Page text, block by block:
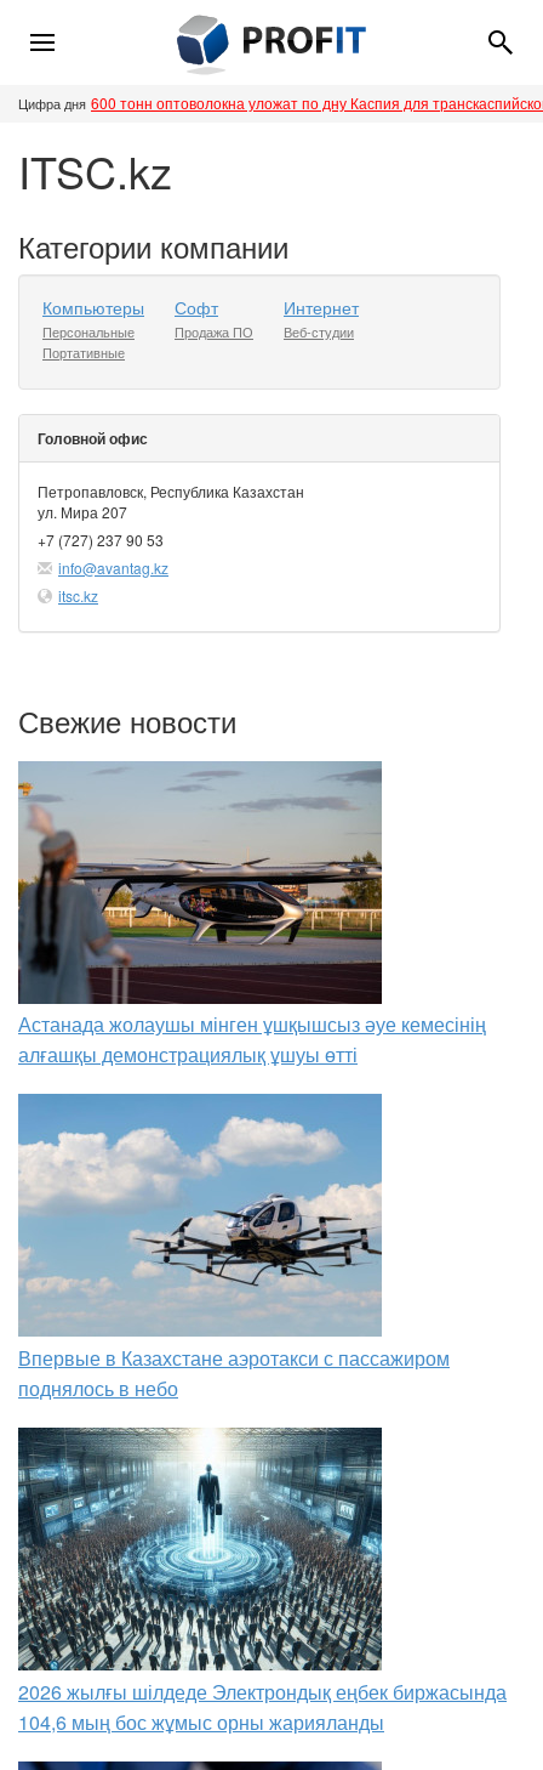
Цифра дня 600 тонн оптоволокна уложат по дну Каспия для
ITSC.kz
Категории компании
Компьютеры
Персональные
Портативные
Софт
Продажа ПО
Интернет
Веб-студии
Головной офис
Петропавловск, Республика Казахстан
ул. Мира 207
+7 (727) 237 90 53
info@avantag.kz
itsc.kz
Свежие новости
Астанада жолаушы мінген ұшқышсыз әуе кемесінің
алғашқы демонстрациялық ұшуы өтті
Впервые в Казахстане аэротакси с пассажиром
поднялось в небо
2026 жылғы шілдеде Электрондық еңбек биржасында
104,6 мың бос жұмыс орны жарияланды